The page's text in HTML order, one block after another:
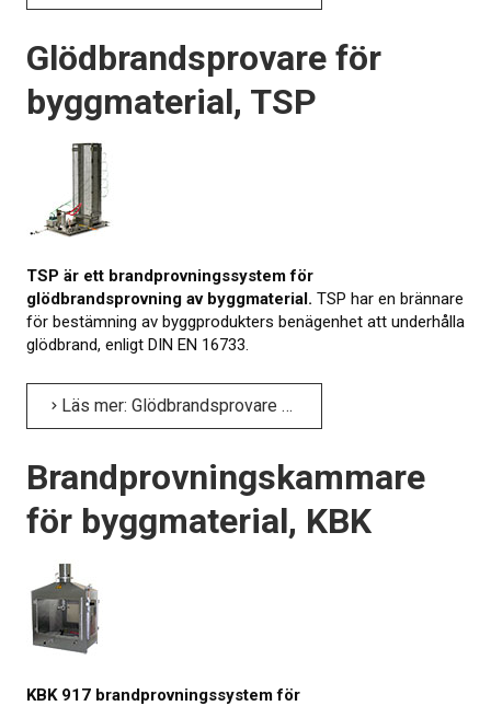
Glödbrandsprovare för
byggmaterial, TSP
TSP är ett brandprovningssystem för
glödbrandsprovning av byggmaterial. TSP har en brännare
för bestämning av byggprodukters benägenhet att underhålla
glödbrand, enligt DIN EN 16733.
Läs mer: Glödbrandsprovare för byggmaterial, TSP
Brandprovningskammare
för byggmaterial, KBK
KBK 917 brandprovningssystem för